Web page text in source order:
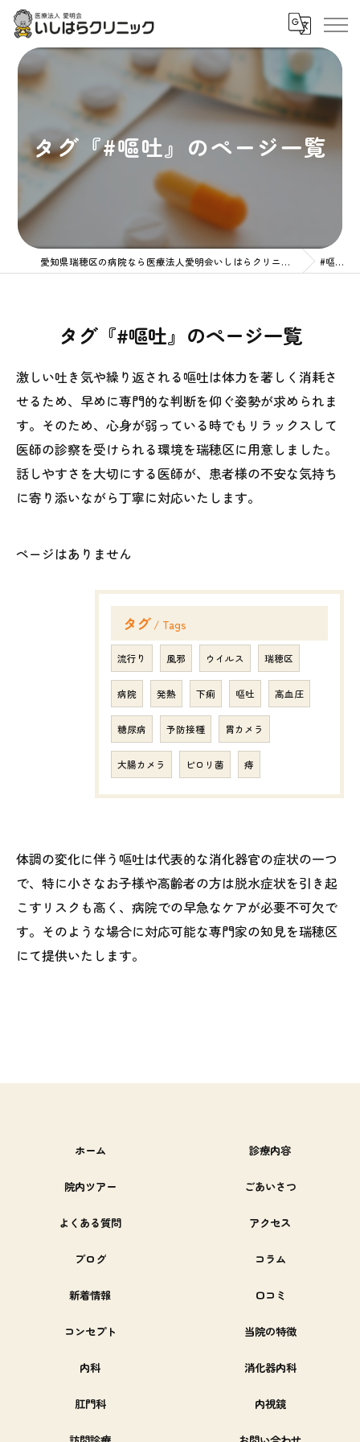
タグ『#嘔吐』のページ一覧
愛知県瑞穂区の病院なら医療法人愛明会いしはらクリニック #嘔吐
タグ『#嘔吐』のページ一覧
激しい吐き気や繰り返される嘔吐は体力を著しく消耗さ
せるため、早めに専門的な判断を仰ぐ姿勢が求められま
す。そのため、心身が弱っている時でもリラックスして
医師の診察を受けられる環境を瑞穂区に用意しました。
話しやすさを大切にする医師が、患者様の不安な気持ち
に寄り添いながら丁寧に対応いたします。
ページはありません
タグ Tags
流行り 風邪 ウイルス 瑞穂区
病院 発熱 下痢 嘔吐 高血圧
糖尿病 予防接種 胃カメラ
大腸カメラ ピロリ菌 痔
体調の変化に伴う嘔吐は代表的な消化器官の症状の一つ
で、特に小さなお子様や高齢者の方は脱水症状を引き起
こすリスクも高く、病院での早急なケアが必要不可欠で
す。そのような場合に対応可能な専門家の知見を瑞穂区
にて提供いたします。
ホーム 診療内容
院内ツアー ごあいさつ
よくある質問 アクセス
ブログ コラム
新着情報 口コミ
コンセプト 当院の特徴
内科 消化器内科
肛門科 内視鏡